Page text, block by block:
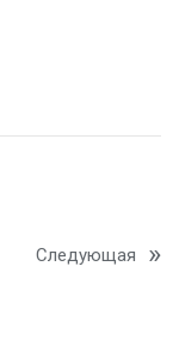
Следующая